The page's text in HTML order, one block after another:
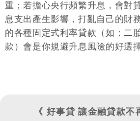
款的指標利率。
重；若擔心央行頻繁升息，會對
息支出產生影響，打亂自己的財
的各種固定式利率貸款（如：二
款）會是你規避升息風險的好選擇
《 好事貸 讓金融貸款不